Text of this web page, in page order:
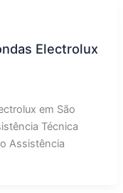
Electrolux
em São
Técnica
Assistência